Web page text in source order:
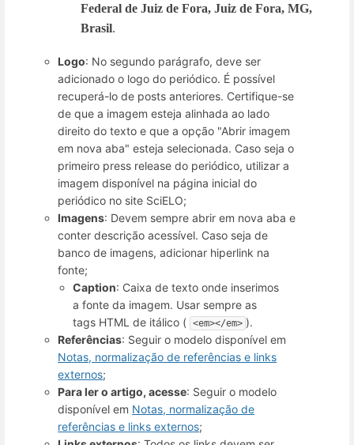
Federal de Juiz de Fora, Juiz de Fora, MG,
Brasil.
Logo: No segundo parágrafo, deve ser
adicionado o logo do periódico. É possível
recuperá-lo de posts anteriores. Certifique-se
de que a imagem esteja alinhada ao lado
direito do texto e que a opção "Abrir imagem
em nova aba" esteja selecionada. Caso seja o
primeiro press release do periódico, utilizar a
imagem disponível na página inicial do
periódico no site SciELO;
Imagens: Devem sempre abrir em nova aba e
conter descrição acessível. Caso seja de
banco de imagens, adicionar hiperlink na
fonte;
Caption: Caixa de texto onde inserimos
a fonte da imagem. Usar sempre as
tags HTML de itálico ( <em></em> ).
Referências: Seguir o modelo disponível em
Notas, normalização de referências e links
externos;
Para ler o artigo, acesse: Seguir o modelo
disponível em Notas, normalização de
referências e links externos;